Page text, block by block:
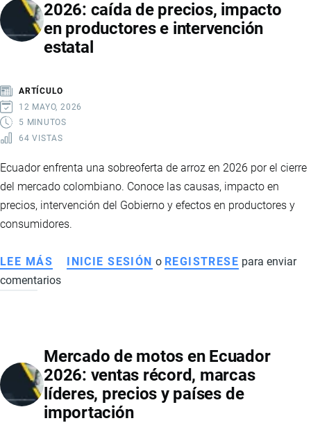
2025-
2029:
LA
DE
RUTA
DEL
EN
2026: caída de precios, impacto
en productores e intervención
estatal
ARTÍCULO
12 MAYO, 2026
5 MINUTOS
64 VISTAS
Ecuador enfrenta una sobreoferta de arroz en 2026 por el cierre
del mercado colombiano. Conoce las causas, impacto en
precios, intervención del Gobierno y efectos en productores y
consumidores.
LEE MÁS SOBRE
SOBREOFERTA
ECUADOR
2026:
CAÍDA
DE
INICIE SESIÓN o REGISTRESE para enviar
comentarios
Mercado de motos en Ecuador
2026: ventas récord, marcas
líderes, precios y países de
importación